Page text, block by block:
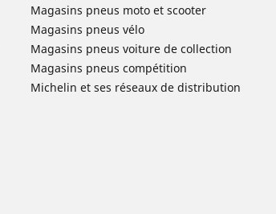
Magasins pneus moto et scooter
Magasins pneus vélo
Magasins pneus voiture de collection
Magasins pneus compétition
Michelin et ses réseaux de distribution